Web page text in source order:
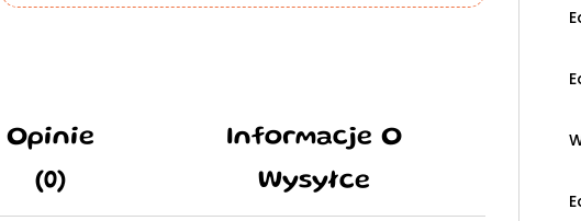
Opinie
(0)
Informacje O
Wysyłce